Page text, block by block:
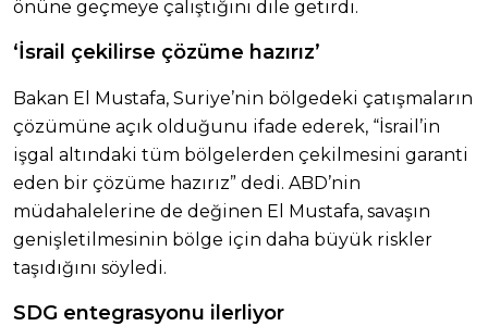
önüne geçmeye çalıştığını dile getirdi.
‘İsrail çekilirse çözüme hazırız’
Bakan El Mustafa, Suriye’nin bölgedeki çatışmaların
çözümüne açık olduğunu ifade ederek, “İsrail’in
işgal altındaki tüm bölgelerden çekilmesini garanti
eden bir çözüme hazırız” dedi. ABD’nin
müdahalelerine de değinen El Mustafa, savaşın
genişletilmesinin bölge için daha büyük riskler
taşıdığını söyledi.
SDG entegrasyonu ilerliyor